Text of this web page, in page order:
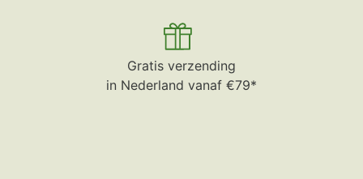
Gratis verzending
in Nederland vanaf €79*